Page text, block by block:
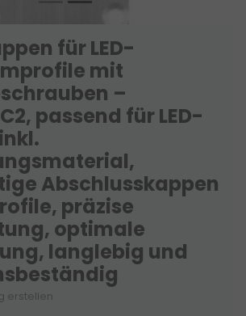
für LED-
mit
–
passend für LED-
Abschlusskappen
präzise
optimale
langlebig und
erstellen